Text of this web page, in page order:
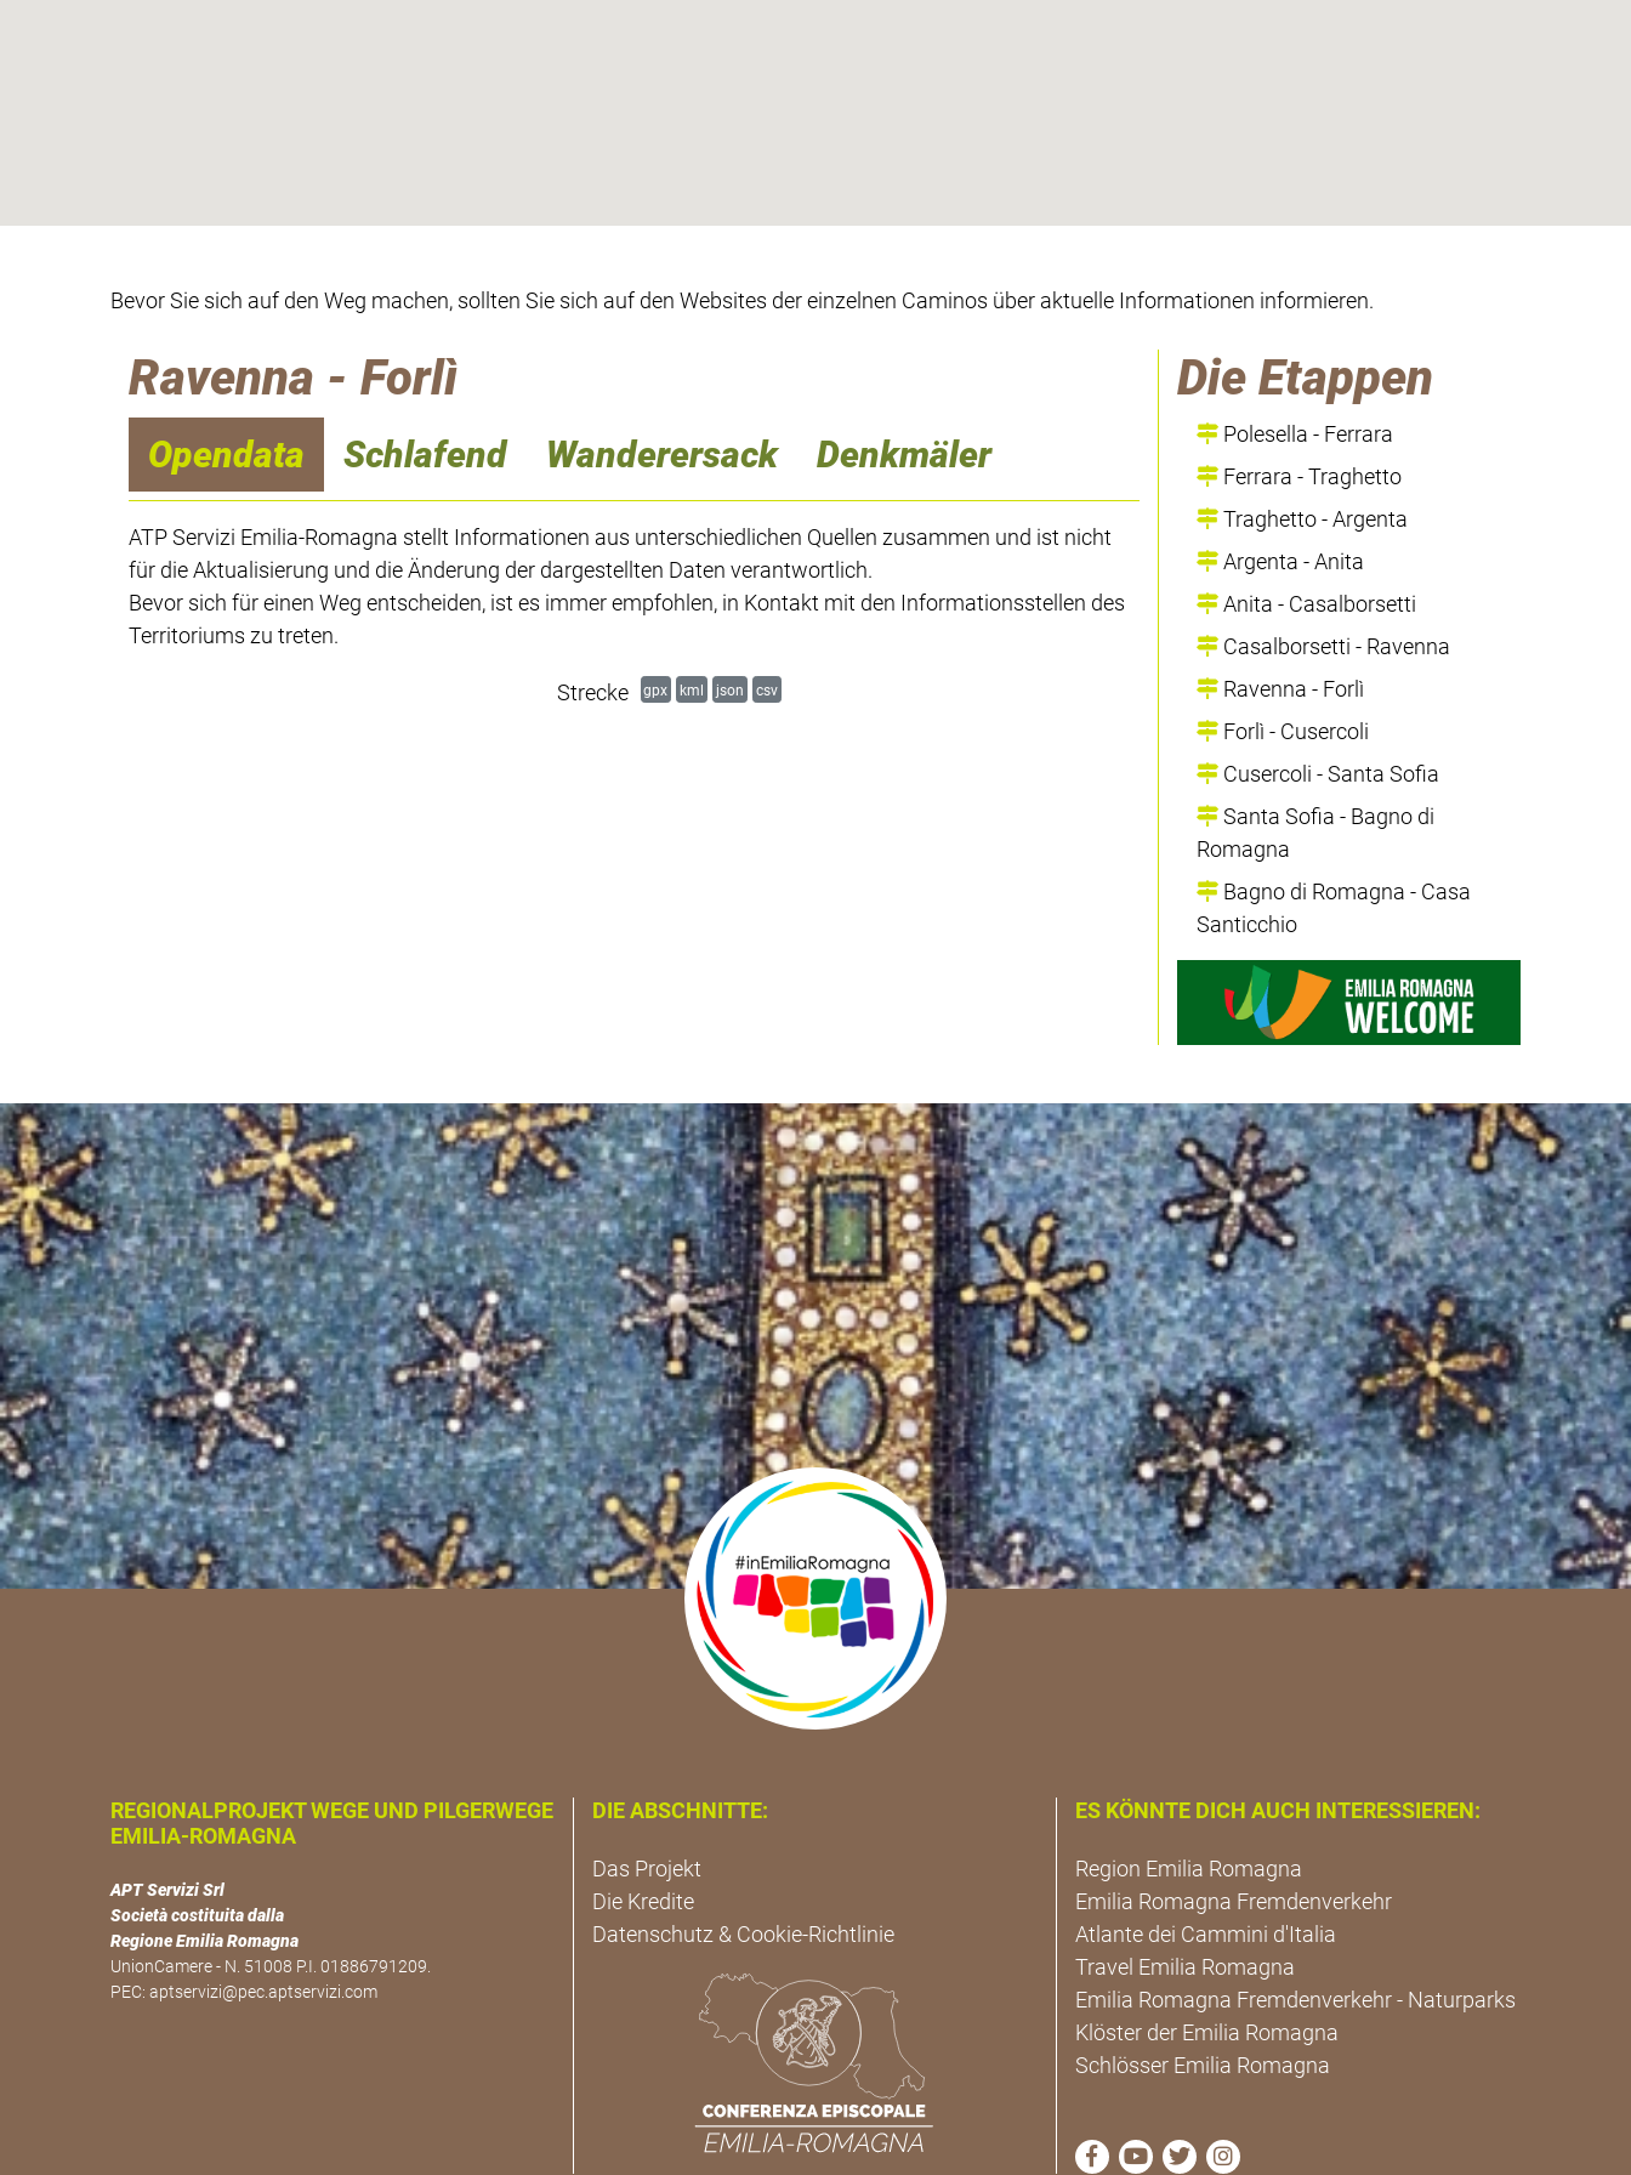
Bevor Sie sich auf den Weg machen, sollten Sie sich auf den Websites der einzelnen Caminos über aktuelle Informationen informieren.
Ravenna - Forlì
Opendata Schlafend Wanderersack Denkmäler
ATP Servizi Emilia-Romagna stellt Informationen aus unterschiedlichen Quellen zusammen und ist nicht
für die Aktualisierung und die Änderung der dargestellten Daten verantwortlich.
Bevor sich für einen Weg entscheiden, ist es immer empfohlen, in Kontakt mit den Informationsstellen des
Territoriums zu treten.
Strecke gpx kml json csv
Die Etappen
Polesella - Ferrara
Ferrara - Traghetto
Traghetto - Argenta
Argenta - Anita
Anita - Casalborsetti
Casalborsetti - Ravenna
Ravenna - Forlì
Forlì - Cusercoli
Cusercoli - Santa Sofia
Santa Sofia - Bagno di
Romagna
Bagno di Romagna - Casa
Santicchio
REGIONALPROJEKT WEGE UND PILGERWEGE
EMILIA-ROMAGNA
APT Servizi Srl
Società costituita dalla
Regione Emilia Romagna
UnionCamere - N. 51008 P.I. 01886791209.
PEC: aptservizi@pec.aptservizi.com
DIE ABSCHNITTE:
Das Projekt
Die Kredite
Datenschutz & Cookie-Richtlinie
ES KÖNNTE DICH AUCH INTERESSIEREN:
Region Emilia Romagna
Emilia Romagna Fremdenverkehr
Atlante dei Cammini d'Italia
Travel Emilia Romagna
Emilia Romagna Fremdenverkehr - Naturparks
Klöster der Emilia Romagna
Schlösser Emilia Romagna
die Seite Facebook von Cammini Emilia-Romagna
die Seite YouTube von Cammini Emilia-Romagna
die Seite Twitter von Cammini Emilia-
die Seite Instagram von Cammini Emilia-